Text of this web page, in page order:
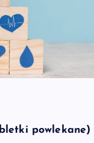
powlekane)